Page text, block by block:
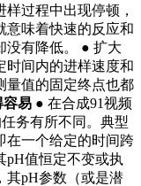
样过程中出现停顿，
就意味着快速的反应和
没有降低。 ● 扩大
时间内的进样速度和
及测量值的固定终点也都
容易 ● 在合成91视频
有所不同。典型
在一个给定的时间跨
pH值恒定不变或执
，其pH参数（或是潜